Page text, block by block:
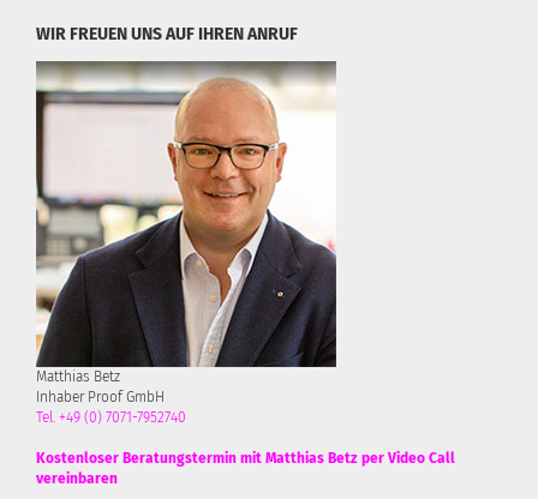
WIR FREUEN UNS AUF IHREN ANRUF
Matthias Betz
Inhaber Proof GmbH
Tel. +49 (0) 7071-7952740
Kostenloser Beratungstermin mit Matthias Betz per Video Call
vereinbaren